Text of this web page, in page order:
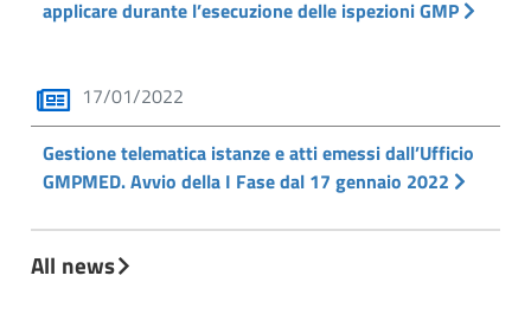
applicare durante l’esecuzione delle ispezioni GMP
17/01/2022
Gestione telematica istanze e atti emessi dall’Ufficio
GMPMED. Avvio della I Fase dal 17 gennaio 2022
All news